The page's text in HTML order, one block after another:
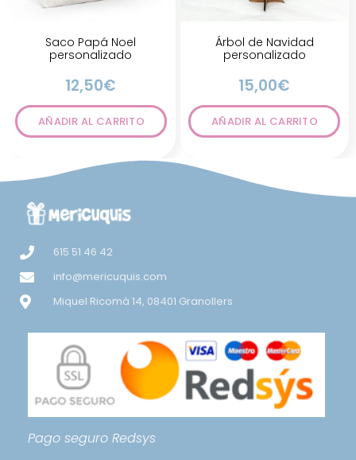
Saco Papá Noel
personalizado
12,50€
AÑADIR AL CARRITO
Árbol de Navidad
personalizado
15,00€
AÑADIR AL CARRITO
615 51 46 42
info@mericuquis.com
Miquel Ricomà 14, 08401 Granollers
Pago seguro Redsys